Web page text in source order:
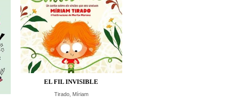
EL FIL INVISIBLE
Tirado, Míriam